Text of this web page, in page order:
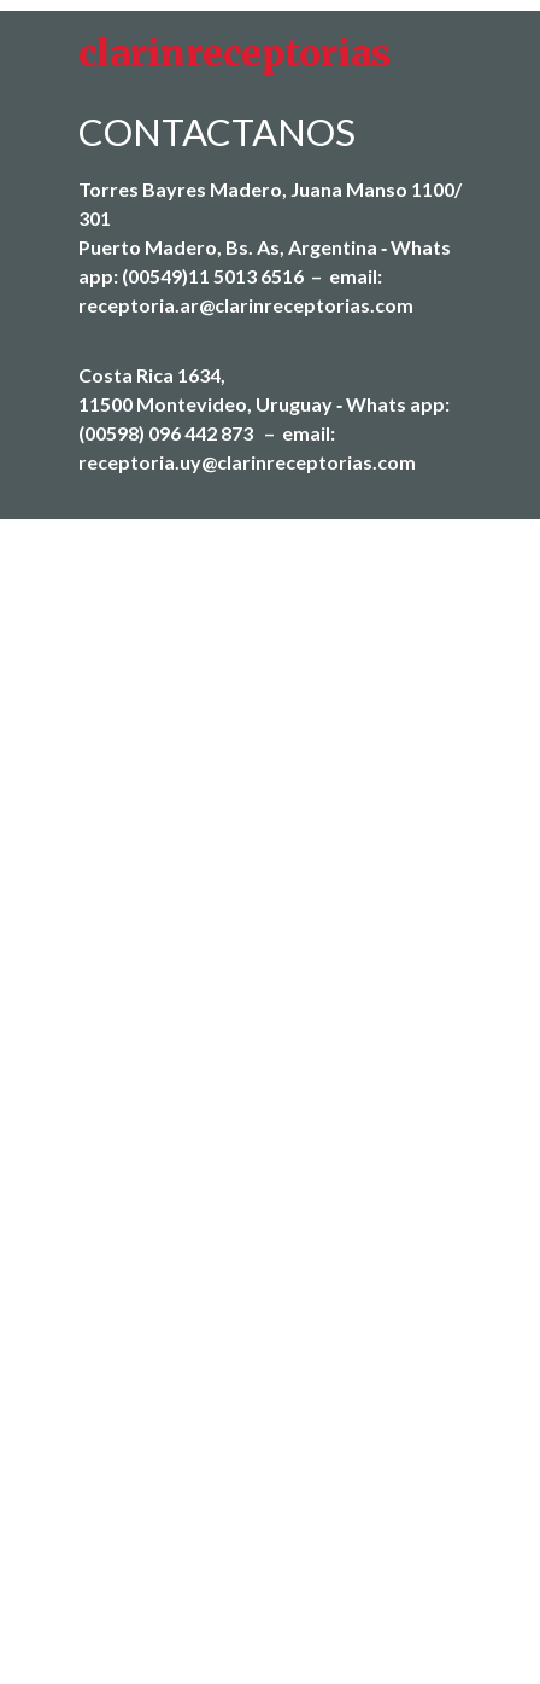
clarinreceptorias
CONTACTANOS
Torres Bayres Madero, Juana Manso 1100/
301
Puerto Madero, Bs. As, Argentina ‐ Whats
app: (00549)11 5013 6516 – email:
receptoria.ar@clarinreceptorias.com
Costa Rica 1634,
11500 Montevideo, Uruguay ‐ Whats app:
(00598) 096 442 873 – email:
receptoria.uy@clarinreceptorias.com